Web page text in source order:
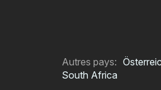
Autres pays:
South Africa